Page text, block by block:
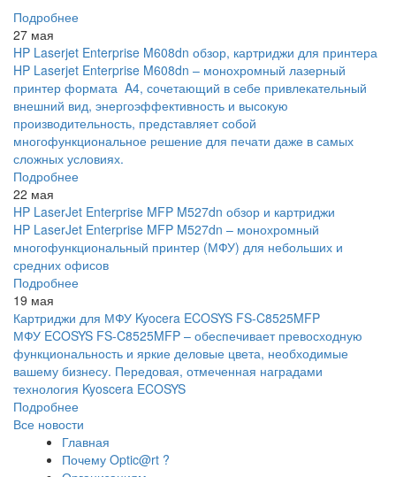
Подробнее
27 мая
HP Laserjet Enterprise M608dn обзор, картриджи для принтера
HP Laserjet Enterprise M608dn – монохромный лазерный
принтер формата A4, сочетающий в себе привлекательный
внешний вид, энергоэффективность и высокую
производительность, представляет собой
многофункциональное решение для печати даже в самых
сложных условиях.
Подробнее
22 мая
HP LaserJet Enterprise MFP M527dn обзор и картриджи
HP LaserJet Enterprise MFP M527dn – монохромный
многофункциональный принтер (МФУ) для небольших и
средних офисов
Подробнее
19 мая
Картриджи для МФУ Kyocera ECOSYS FS-C8525MFP
МФУ ECOSYS FS-C8525MFP – обеспечивает превосходную
функциональность и яркие деловые цвета, необходимые
вашему бизнесу. Передовая, отмеченная наградами
технология Kyoscera ECOSYS
Подробнее
Все новости
Главная
Почему Optic@rt ?